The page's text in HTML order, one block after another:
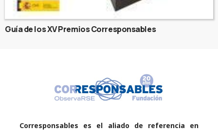
Guía de los XV Premios Corresponsables
Corresponsables es el aliado de referencia en